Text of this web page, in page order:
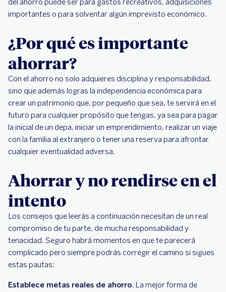
del ahorro puede ser para gastos recreativos, adquisiciones
importantes o para solventar algún imprevisto económico.
¿Por qué es importante
ahorrar?
Con el ahorro no solo adquieres disciplina y responsabilidad,
sino que además logras la independencia económica para
crear un patrimonio que, por pequeño que sea, te servirá en el
futuro para cualquier propósito que tengas, ya sea para pagar
la inicial de un depa, iniciar un emprendimiento, realizar un viaje
con la familia al extranjero o tener una reserva para afrontar
cualquier eventualidad adversa.
Ahorrar y no rendirse en el
intento
Los consejos que leerás a continuación necesitan de un real
compromiso de tu parte, de mucha responsabilidad y
tenacidad. Seguro habrá momentos en que te parecerá
complicado pero siempre podrás corregir el camino si sigues
estas pautas:
Establece metas reales de ahorro. La mejor forma de